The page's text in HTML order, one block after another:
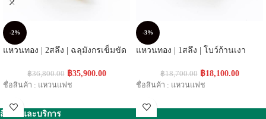
-2%
แหวนทอง | 2สลึง | ฉลุมังกรเข็มขัด
฿36,800.00 ฿35,900.00
ชื่อสินค้า : แหวนแฟช
-3%
แหวนทอง | 1สลึง | โบว์ก้านเงา
฿18,700.00 ฿18,100.00
ชื่อสินค้า : แหวนแฟช
สินค้าและบริการ